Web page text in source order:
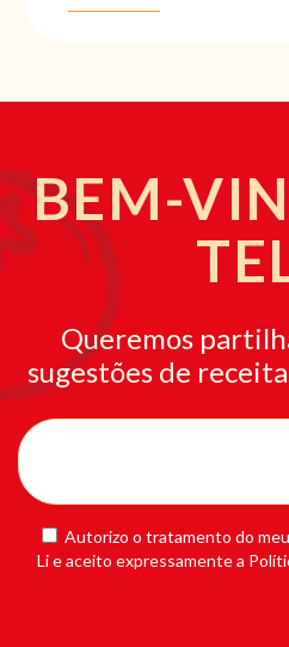
BEM-
Queremos
sugestões de
Autorizo o tratamento do
Li e aceito expressamente a